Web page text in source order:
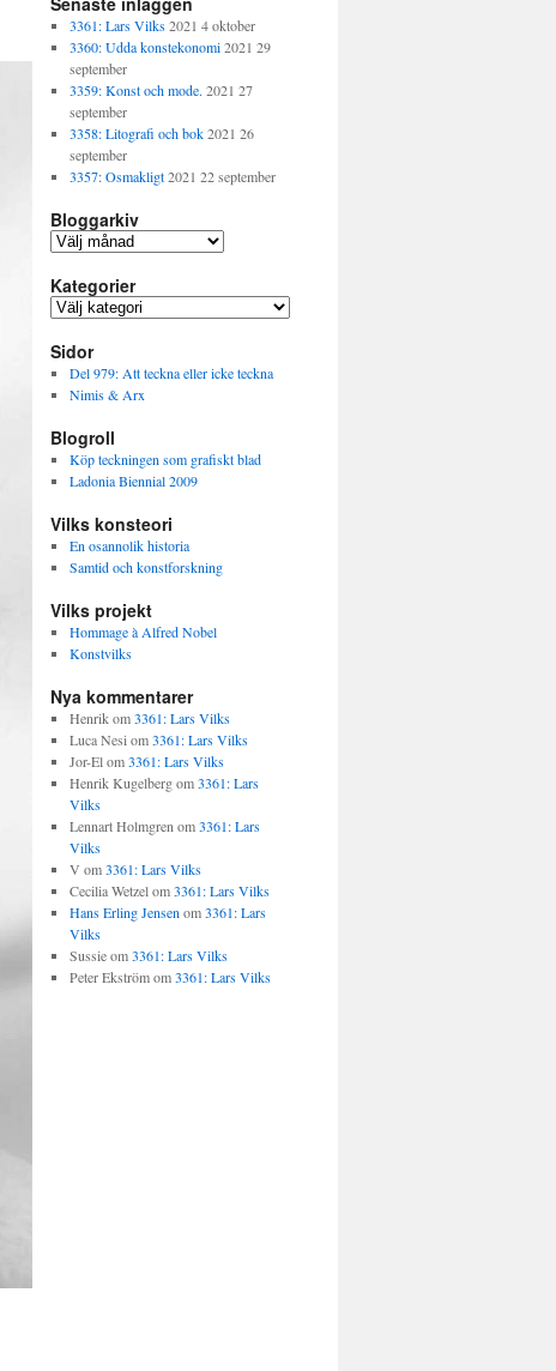
3361: Lars Vilks 2021 4 oktober
3360: Udda konstekonomi 2021 29
september
3359: Konst och mode. 2021 27
september
3358: Litografi och bok 2021 26
september
3357: Osmakligt 2021 22 september
Bloggarkiv
B
o
g
a
r
k
v
Kategorier
K
t
e
g
r
i
e
Sidor
Del 979: Att teckna eller icke teckna
Nimis & Arx
Blogroll
Köp teckningen som grafiskt blad
Ladonia Biennial 2009
Vilks konsteori
En osannolik historia
Samtid och konstforskning
Vilks projekt
Hommage à Alfred Nobel
Konstvilks
Nya kommentarer
Henrikom3361: Lars Vilks
Luca Nesi om3361: Lars Vilks
Jor-Elom3361: Lars Vilks
Henrik Kugelbergom3361: Lars
Vilks
Lennart Holmgren om3361: Lars
Vilks
V om3361: Lars Vilks
Cecilia Wetzelom3361: Lars Vilks
Hans Erling Jensen om3361: Lars
Vilks
Sussieom3361: Lars Vilks
Peter Ekströmom3361: Lars Vilks